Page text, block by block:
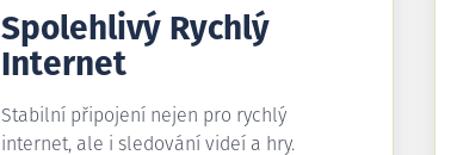
Spolehlivý Rychlý
Internet
Stabilní připojení nejen pro rychlý
internet, ale i sledování videí a hry.